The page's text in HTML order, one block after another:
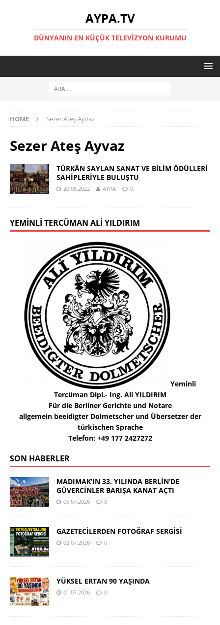
AYPA.TV
DÜNYANIN EN KÜÇÜK TELEVIZYON KURUMU
HOME Sezer Ateş Ayvaz
Sezer Ateş Ayvaz
TÜRKÂN SAYLAN SANAT VE BİLİM ÖDÜLLERİ
SAHİPLERİYLE BULUŞTU
20.05.2022 AYPA 0
YEMINLI TERCÜMAN ALI YILDIRIM
Yeminli
Tercüman Dipl.- Ing. Ali YILDIRIM
Für die Berliner Gerichte und Notare
allgemein beeidigter Dolmetscher und Übersetzer der
türkischen Sprache
Telefon: +49 177 2427272
SON HABERLER
MADIMAK’IN 33. YILINDA BERLİN’DE
GÜVERCİNLER BARIŞA KANAT AÇTI
05.07.2026 0
GAZETECİLERDEN FOTOĞRAF SERGİSİ
02.07.2026 0
YÜKSEL ERTAN 90 YAŞINDA
01.07.2026 0